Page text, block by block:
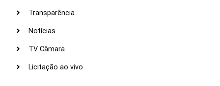
Transparência
Notícias
TV Câmara
Licitação ao vivo